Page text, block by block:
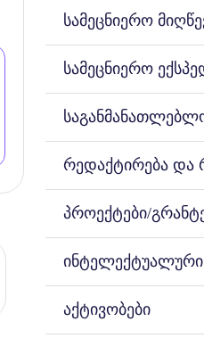
სამეცნიერო
სამეცნიერო
რედაქტირება და
პროექტები/
ინტელექტუალური
აქტივობები